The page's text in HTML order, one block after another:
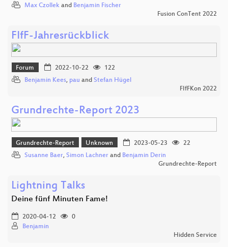
Max Czollek and Benjamin Fischer
Fusion ConTent 2022
FIfF-Jahresrückblick
Forum 2022-10-22
122
Benjamin Kees, pau and Stefan Hügel
FIfFKon 2022
Grundrechte-Report 2023
Grundrechte-Report Unknown 2023-05-23
22
Susanne Baer, Simon Lachner and Benjamin Derin
Grundrechte-Report
Lightning Talks
Deine fünf Minuten Fame!
2020-04-12
0
Benjamin
Hidden Service